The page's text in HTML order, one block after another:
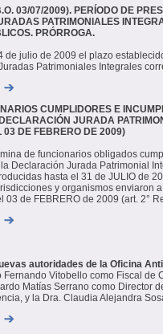
03/07/2009). PERÍODO DE
PATRIMONIALES
PRÓRROGA.
de julio de 2009 el plazo
Patrimoniales Integrales
CUMPLIDORES E
JURADA
DE FEBRERO DE 2009)
de funcionarios obligados
Declaración Jurada Patrimonial
hasta el 31 de JULIO de
y organismos enviaron
03 de FEBRERO de 2009 (art. 2°
autoridades de la Oficina
Fernando Vitobello como Fiscal de
Matías Serrano como Director
y la Dra. Claudia Alejandra